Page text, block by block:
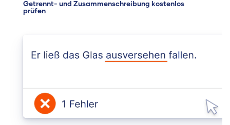
Getrennt- und Zusammenschreibung kostenlos
prüfen